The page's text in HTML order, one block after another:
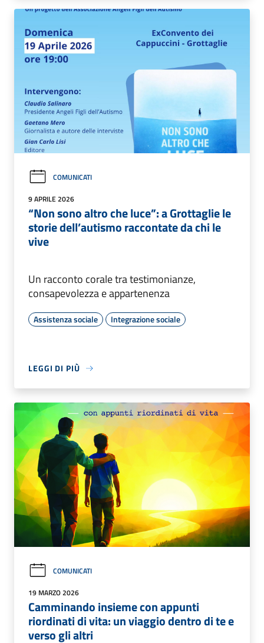
COMUNICATI
9 APRILE 2026
“Non sono altro che luce”: a Grottaglie le
storie dell’autismo raccontate da chi le
vive
Un racconto corale tra testimonianze,
consapevolezza e appartenenza
Assistenza sociale Integrazione sociale
LEGGI DI PIÙ
COMUNICATI
19 MARZO 2026
Camminando insieme con appunti
riordinati di vita: un viaggio dentro di te e
verso gli altri